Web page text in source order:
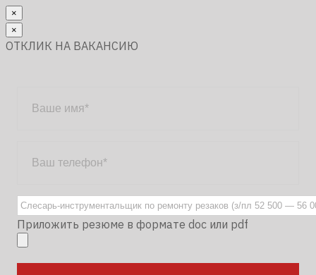
×
×
ОТКЛИК НА ВАКАНСИЮ
Приложить резюме в формате doc или pdf